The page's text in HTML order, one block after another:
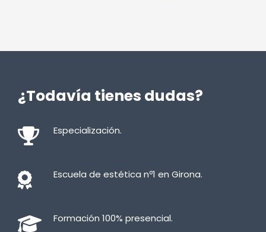
¿Todavía tienes dudas?
Especialización.
Escuela de estética nº1 en Girona.
Formación 100% presencial.